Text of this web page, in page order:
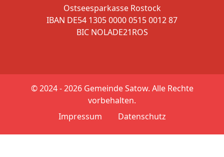
Ostseesparkasse Rostock
IBAN DE54 1305 0000 0515 0012 87
BIC NOLADE21ROS
© 2024 - 2026Gemeinde Satow. Alle Rechte
vorbehalten.
Impressum
Datenschutz